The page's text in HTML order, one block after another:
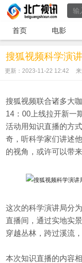
首页 电影
搜狐视频科学演
更新：2023-11-22 12:42
搜狐视频联合诸多大
14：00上线拉开新一
活动用知识直播的方
奇，听科学家们讲述
的视角，或许可以带
这次的科学演讲局分
直播间，通过实地实
穿越丛林，跨过溪流
本次知识直播的内容